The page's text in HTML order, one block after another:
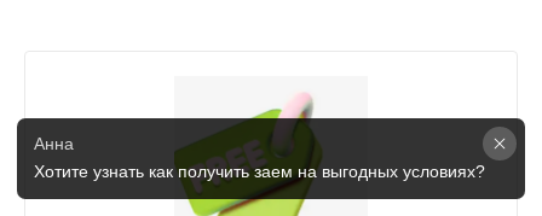
Анна
Хотите узнать как получить заем на выгодных условиях?